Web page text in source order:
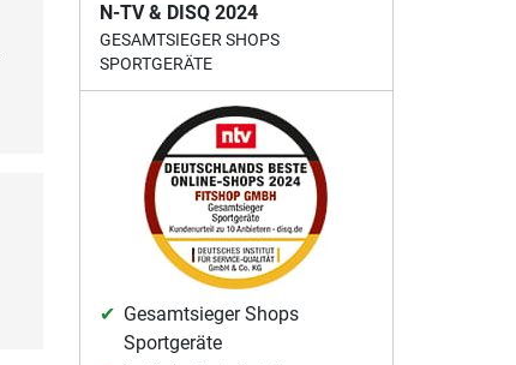
N-TV & DISQ 2024
GESAMTSIEGER SHOPS
SPORTGERÄTE
Gesamtsieger Shops
Sportgeräte